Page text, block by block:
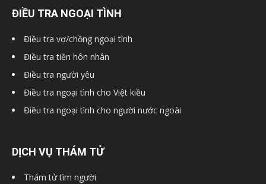
phòng
ĐIỀU TRA NGOẠI TÌNH
Điều tra vợ/chồng ngoại tình
Điều tra tiền hôn nhân
Điều tra người yêu
Điều tra ngoại tình cho Việt kiều
Điều tra ngoại tình cho người nước ngoài
DỊCH VỤ THÁM TỬ
Thám tử tìm người